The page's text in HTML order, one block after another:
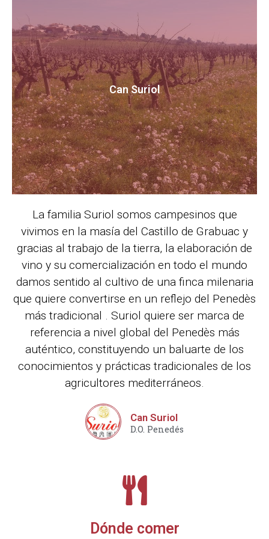
Can Suriol
La familia Suriol somos campesinos que
vivimos en la masía del Castillo de Grabuac y
gracias al trabajo de la tierra, la elaboración de
vino y su comercialización en todo el mundo
damos sentido al cultivo de una finca milenaria
que quiere convertirse en un reflejo del Penedès
más tradicional . Suriol quiere ser marca de
referencia a nivel global del Penedès más
auténtico, constituyendo un baluarte de los
conocimientos y prácticas tradicionales de los
agricultores mediterráneos.
Can Suriol
D.O. Penedés
Dónde comer